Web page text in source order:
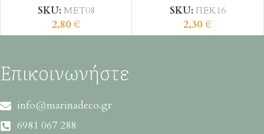
SKU: ΜΕΤ08
2,80€
SKU: ΠΕΚ16
2,30€
Επικοινωνήστε
info@marinadeco.gr
6981 067 288